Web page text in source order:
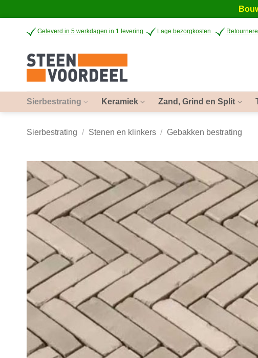
Geleverd in 5 werkdagen in 1 levering Lage bezorgkosten
Sierbestrating Keramiek Zand, Grind en Split
Sierbestrating / Stenen en klinkers / Gebakken bestrating